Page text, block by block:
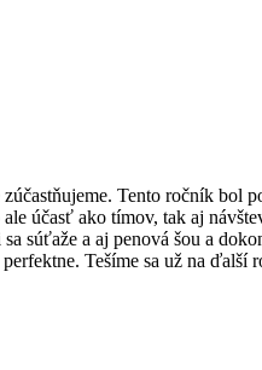
Tento ročník bol
účasť ako tímov, tak aj
súťaže a aj penová šou a
Tešíme sa už na ďalší